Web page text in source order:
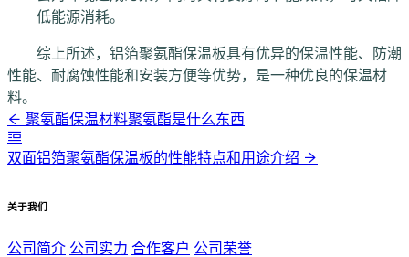
低能源消耗。
综上所述，铝箔聚氨酯保温板具有优异的保温性能、防潮
性能、耐腐蚀性能和安装方便等优势，是一种优良的保温材
料。
聚氨酯保温材料聚氨酯是什么东西
双面铝箔聚氨酯保温板的性能特点和用途介绍
关于我们
公司简介 公司实力 合作客户 公司荣誉